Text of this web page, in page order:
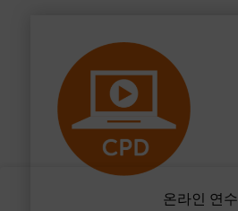
온라인 연수